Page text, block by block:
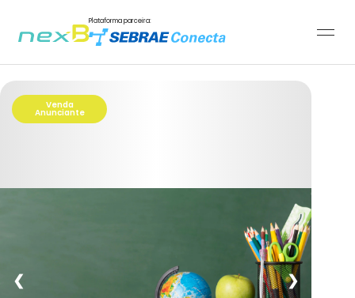
Plataforma parceira:
Venda
Anunciante
❮ ❯